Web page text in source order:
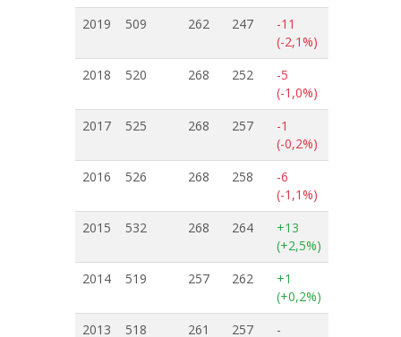
2019
509 262 247
-11
(-2,1%)
2018
520 268 252
-5
(-1,0%)
2017
525 268 257
-1
(-0,2%)
2016
526 268 258
-6
(-1,1%)
2015
532 268 264
+13
(+2,5%)
2014
519 257 262
+1
(+0,2%)
2013
518 261 257 -